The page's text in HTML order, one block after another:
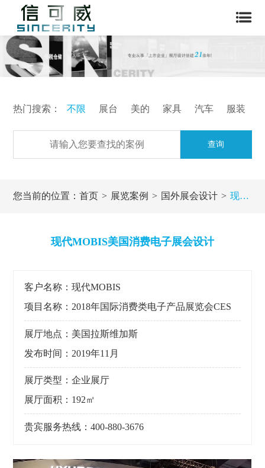
热门搜索： 不限 展台 美的 家具 汽车 服装
查询
您当前的位置：首页 展览案例 国外展会设计 现代MOBIS美国消费电子展会设计
现代MOBIS美国消费电子展会设计
客户名称：现代MOBIS
项目名称：2018年国际消费类电子产品展览会CES
展厅地点：美国拉斯维加斯
发布时间：2019年11月
展厅类型：企业展厅
展厅面积：192㎡
贵宾服务热线：400-880-3676